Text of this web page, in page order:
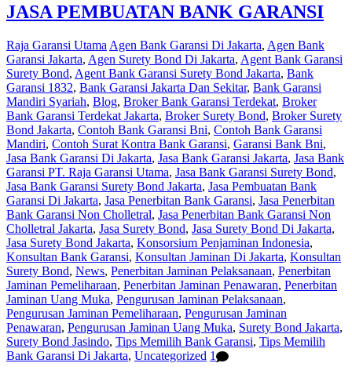
JASA PEMBUATAN BANK GARANSI
Raja Garansi Utama Agen Bank Garansi Di Jakarta, Agen Bank
Garansi Jakarta, Agen Surety Bond Di Jakarta, Agent Bank Garansi
Surety Bond, Agent Bank Garansi Surety Bond Jakarta, Bank
Garansi 1832, Bank Garansi Jakarta Dan Sekitar, Bank Garansi
Mandiri Syariah, Blog, Broker Bank Garansi Terdekat, Broker
Bank Garansi Terdekat Jakarta, Broker Surety Bond, Broker Surety
Bond Jakarta, Contoh Bank Garansi Bni, Contoh Bank Garansi
Mandiri, Contoh Surat Kontra Bank Garansi, Garansi Bank Bni,
Jasa Bank Garansi Di Jakarta, Jasa Bank Garansi Jakarta, Jasa Bank
Garansi PT. Raja Garansi Utama, Jasa Bank Garansi Surety Bond,
Jasa Bank Garansi Surety Bond Jakarta, Jasa Pembuatan Bank
Garansi Di Jakarta, Jasa Penerbitan Bank Garansi, Jasa Penerbitan
Bank Garansi Non Cholletral, Jasa Penerbitan Bank Garansi Non
Cholletral Jakarta, Jasa Surety Bond, Jasa Surety Bond Di Jakarta,
Jasa Surety Bond Jakarta, Konsorsium Penjaminan Indonesia,
Konsultan Bank Garansi, Konsultan Jaminan Di Jakarta, Konsultan
Surety Bond, News, Penerbitan Jaminan Pelaksanaan, Penerbitan
Jaminan Pemeliharaan, Penerbitan Jaminan Penawaran, Penerbitan
Jaminan Uang Muka, Pengurusan Jaminan Pelaksanaan,
Pengurusan Jaminan Pemeliharaan, Pengurusan Jaminan
Penawaran, Pengurusan Jaminan Uang Muka, Surety Bond Jakarta,
Surety Bond Jasindo, Tips Memilih Bank Garansi, Tips Memilih
Bank Garansi Di Jakarta, Uncategorized 1